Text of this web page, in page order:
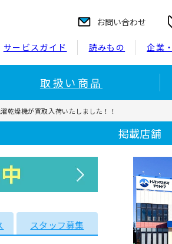
お問い合わせ
サービスガイド 読みもの 企業
取扱い商品
乾燥機が買取入荷いたしました！！
スタッフ募集
掲載店舗